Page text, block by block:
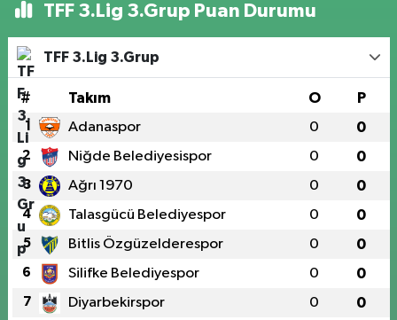
TFF 3.Lig 3.Grup Puan Durumu
TFF 3.Lig 3.Grup
# Takım O P
1 Adanaspor 0 0
2 Niğde Belediyesispor 0 0
3 Ağrı 1970 0 0
4 Talasgücü Belediyespor 0 0
5 Bitlis Özgüzelderespor 0 0
6 Silifke Belediyespor 0 0
7 Diyarbekirspor 0 0